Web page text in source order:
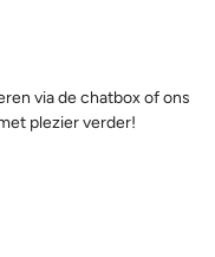
via de chatbox of ons
plezier verder!